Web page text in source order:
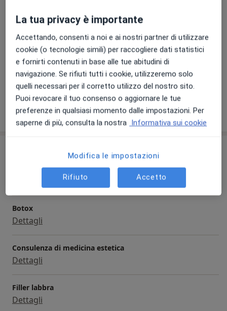
Visualizza galleria (10)
Mostra dettaglisull'esperienza
Prima visita odontoiatrica
Botox
Dettagli
Consulenza di medicina estetica
Dettagli
Filler labbra
Dettagli
La tua privacy è importante
Accettando, consenti a noi e ai nostri partner di utilizzare
cookie (o tecnologie simili) per raccogliere dati statistici
e fornirti contenuti in base alle tue abitudini di
navigazione. Se rifiuti tutti i cookie, utilizzeremo solo
quelli necessari per il corretto utilizzo del nostro sito.
Puoi revocare il tuo consenso o aggiornare le tue
preferenze in qualsiasi momento dalle impostazioni. Per
saperne di più, consulta la nostra Informativa sui cookie
Modifica le impostazioni
Rifiuto Accetto